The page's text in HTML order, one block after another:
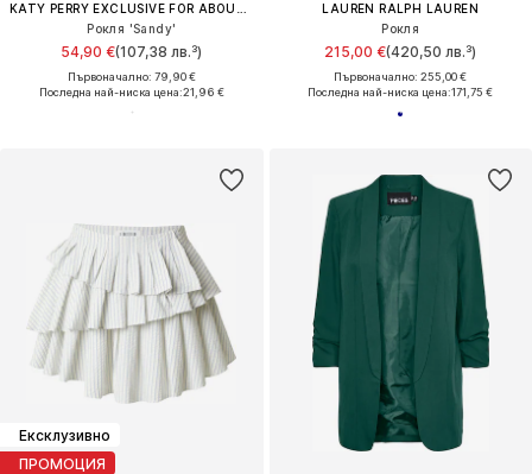
Рокля 'Sandy'
54,90 €(107,38 лв.³)
Първоначално: 79,90 €
Последна най-ниска цена:21,96 €
LAUREN RALPH LAUREN
Рокля
215,00 €(420,50 лв.³)
Първоначално: 255,00 €
Последна най-ниска цена:171,75 €
Ексклузивно
ПРОМОЦИЯ